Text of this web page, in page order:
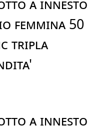
A INNESTO
FEMMINA 50
TRIPLA
A INNESTO